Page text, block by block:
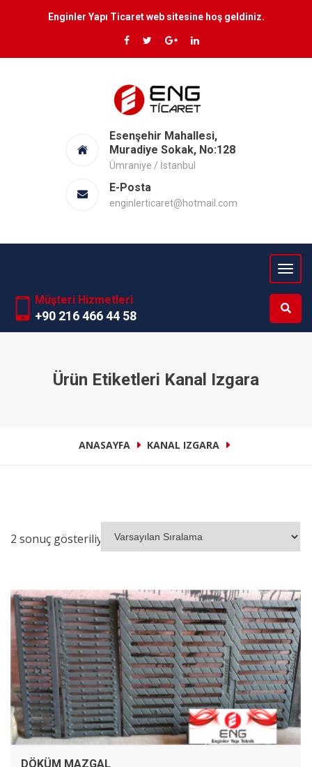
Enginler Yapı Ticaret web sitesine hoş geldiniz.
Esenşehir Mahallesi,
Muradiye Sokak, No:128
Ümraniye / İstanbul
E-Posta
enginlerticaret@hotmail.com
Müşteri Hizmetleri
+90 216 466 44 58
Ürün Etiketleri Kanal Izgara
ANASAYFA KANAL IZGARA
2 sonuç gösteriliyor
İNCELE
DÖKÜM MAZGAL